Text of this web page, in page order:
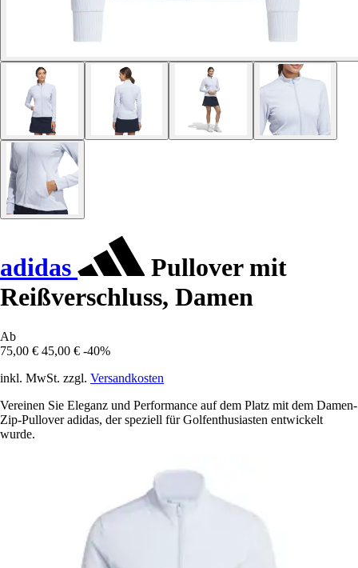
adidas
Pullover mit
Reißverschluss, Damen
Ab
75,00 € 45,00 € -40%
inkl. MwSt. zzgl. Versandkosten
Vereinen Sie Eleganz und Performance auf dem Platz mit dem Damen-
Zip-Pullover adidas, der speziell für Golfenthusiasten entwickelt
wurde.